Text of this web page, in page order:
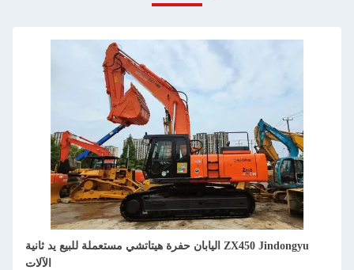
اليابان حفرة هيتاشي مستعملة للبيع يد ثانية ZX350 Jindongyu
الآلات